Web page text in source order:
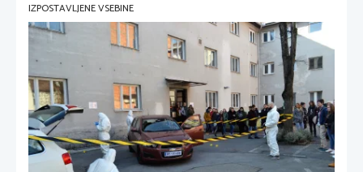
IZPOSTAVLJENE VSEBINE